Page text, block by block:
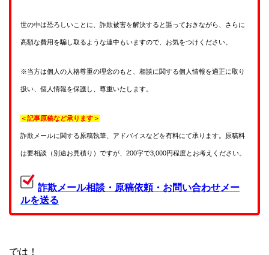
世の中は恐ろしいことに、詐欺被害を解決すると謳っておきながら、さらに
高額な費用を騙し取るような連中もいますので、お気をつけください。
※当方は個人の人格尊重の理念のもと、相談に関する個人情報を適正に取り
扱い、個人情報を保護し、尊重いたします。
＜記事原稿など承ります＞
詐欺メールに関する原稿執筆、アドバイスなどを有料にて承ります。原稿料
は要相談（別途お見積り）ですが、200字で3,000円程度とお考えください。
詐欺メール相談・原稿依頼・お問い合わせメー
ルを送る
では！